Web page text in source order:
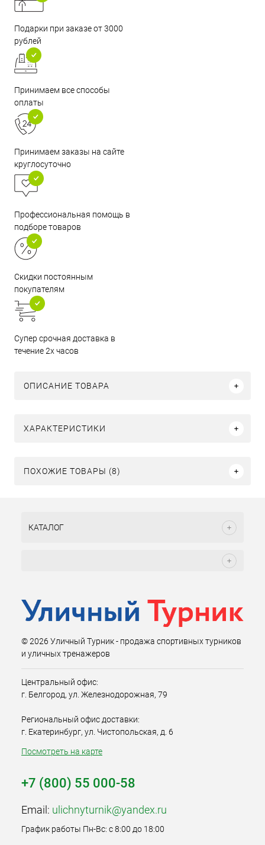
Подарки при заказе от 3000
рублей
Принимаем все способы
оплаты
Принимаем заказы на сайте
круглосуточно
Профессиональная помощь в
подборе товаров
Скидки постоянным
покупателям
Супер срочная доставка в
течение 2х часов
ОПИСАНИЕ ТОВАРА
ХАРАКТЕРИСТИКИ
ПОХОЖИЕ ТОВАРЫ (8)
КАТАЛОГ
© 2026 Уличный Турник - продажа спортивных турников
и уличных тренажеров
Центральный офис:
г. Белгород, ул. Железнодорожная, 79
Региональный офис доставки:
г. Екатеринбург, ул. Чистопольская, д. 6
Посмотреть на карте
+7 (800) 55 000-58
Email: ulichnyturnik@yandex.ru
График работы Пн-Вс: с 8:00 до 18:00